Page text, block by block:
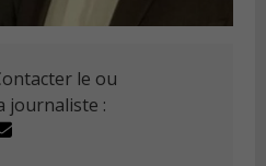
le ou
journaliste :